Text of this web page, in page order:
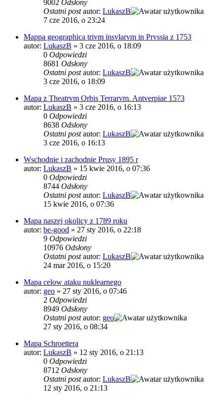
9002 Odsłony
Ostatni postautor: LukaszB
7 cze 2016, o 23:24
Mappa geographica trivm insvlarvm in Prvssia z 1753
autor: LukaszB » 3 cze 2016, o 18:09
0 Odpowiedzi
8681 Odsłony
Ostatni postautor: LukaszB
3 cze 2016, o 18:09
Mapa z Theatrvm Orbis Terrarvm. Antverpiae 1573
autor: LukaszB » 3 cze 2016, o 16:13
0 Odpowiedzi
8638 Odsłony
Ostatni postautor: LukaszB
3 cze 2016, o 16:13
Wschodnie i zachodnie Prusy 1895 r
autor: LukaszB » 15 kwie 2016, o 07:36
0 Odpowiedzi
8744 Odsłony
Ostatni postautor: LukaszB
15 kwie 2016, o 07:36
Mapa naszej okolicy z 1789 roku
autor: be-good » 27 sty 2016, o 22:18
9 Odpowiedzi
10976 Odsłony
Ostatni postautor: LukaszB
24 mar 2016, o 15:20
Mapa celow ataku nuklearnego
autor: geo » 27 sty 2016, o 07:46
2 Odpowiedzi
8949 Odsłony
Ostatni postautor: geo
27 sty 2016, o 08:34
Mapa Schroettera
autor: LukaszB » 12 sty 2016, o 21:13
0 Odpowiedzi
8712 Odsłony
Ostatni postautor: LukaszB
12 sty 2016, o 21:13